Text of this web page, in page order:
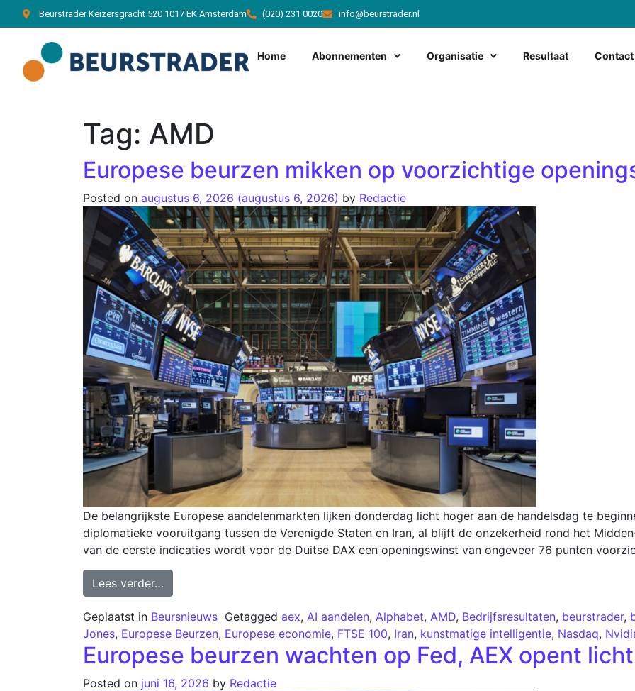
Beurstrader Keizersgracht 520 1017 EK Amsterdam (020) 231 0020 info@beurstrader.nl
Home Abonnementen Organisatie Resultaat Contact
Tag: AMD
Europese beurzen mikken op voorzichtige
Posted on augustus 6, 2026 (augustus 6, 2026) by Redactie
De belangrijkste Europese aandelenmarkten lijken donderdag licht hoger aan de handelsdag te
diplomatieke vooruitgang tussen de Verenigde Staten en Iran, al blijft de onzekerheid rond het
van de eerste indicaties wordt voor de Duitse DAX een openingswinst van ongeveer 76 punten
Lees verder…
Geplaatst in Beursnieuws Getagged aex, AI aandelen, Alphabet, AMD, Bedrijfsresultaten, beurstrader,
Jones, Europese Beurzen, Europese economie, FTSE 100, Iran, kunstmatige intelligentie, Nasdaq,
Europese beurzen wachten op Fed, AEX opent
Posted on juni 16, 2026 by Redactie